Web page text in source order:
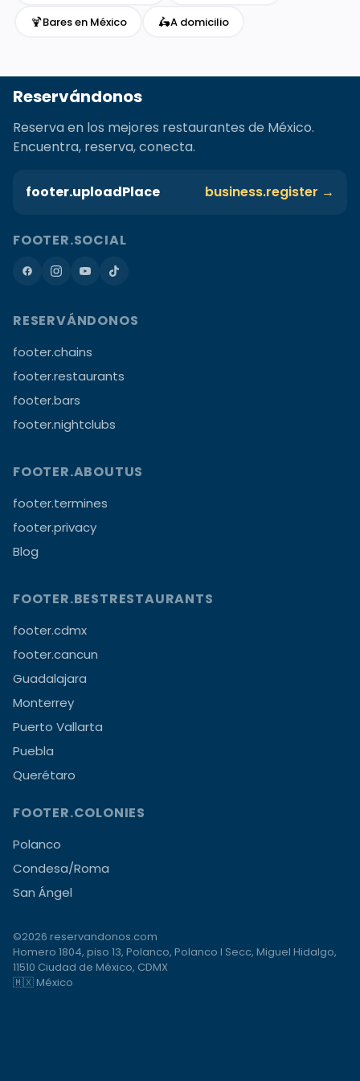
🍹Bares en México 🛵A domicilio
Reservándonos
Reserva en los mejores restaurantes de México.
Encuentra, reserva, conecta.
footer.uploadPlace business.register →
FOOTER.SOCIAL
RESERVÁNDONOS
footer.chains
footer.restaurants
footer.bars
footer.nightclubs
FOOTER.ABOUTUS
footer.termines
footer.privacy
Blog
FOOTER.BESTRESTAURANTS
footer.cdmx
footer.cancun
Guadalajara
Monterrey
Puerto Vallarta
Puebla
Querétaro
FOOTER.COLONIES
Polanco
Condesa/Roma
San Ángel
©2026 reservandonos.com
Homero 1804, piso 13, Polanco, Polanco I Secc, Miguel Hidalgo,
11510 Ciudad de México, CDMX
🇲🇽 México